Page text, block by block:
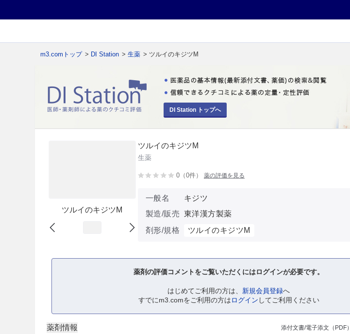
m3.comトップ > DI Station > 生薬 > ツルイのキジツM
DI Station トップへ
ツルイのキジツM
ツルイのキジツM
生薬
0（0件） 薬の評価を見る
一般名
キジツ
製造/販売 東洋漢方製薬
剤形/規格
ツルイのキジツM
薬剤の評価コメントをご覧いただくにはログインが必要です。
はじめてご利用の方は、 新規会員登録へ
すでにm3.comをご利用の方はログイン してご利用ください
薬剤情報 添付文書/電子添文（PDF）